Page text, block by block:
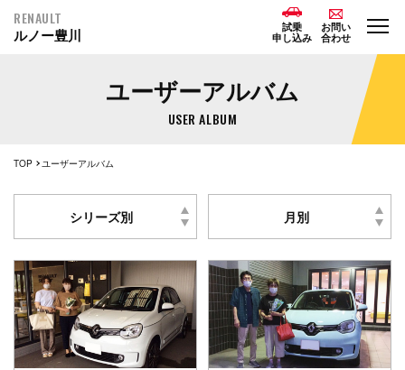
RENAULT
ルノー豊川
試乗
申し込み
お問い
合わせ
ユーザーアルバム
USER ALBUM
TOP ユーザーアルバム
シリーズ別 月別